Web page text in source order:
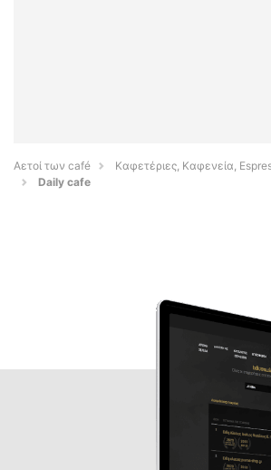
Αετοί των café
Καφετέριες, Καφενεία,
Daily cafe